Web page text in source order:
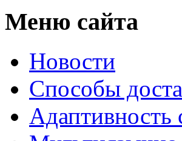
Меню сайта
Новости
Способы
Адаптивность